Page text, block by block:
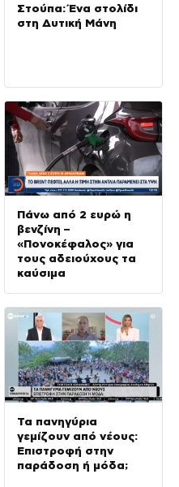
Στούπα: Ένα στολίδι
στη Δυτική Μάνη
Πάνω από 2 ευρώ η
βενζίνη –
«Πονοκέφαλος» για
τους αδειούχους τα
καύσιμα
Τα πανηγύρια
γεμίζουν από νέους:
Επιστροφή στην
παράδοση ή μόδα;